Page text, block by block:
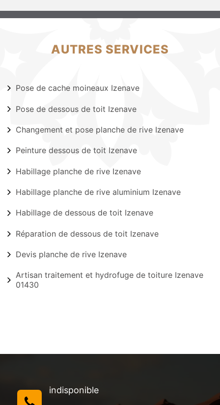
AUTRES SERVICES
Pose de cache moineaux Izenave
Pose de dessous de toit Izenave
Changement et pose planche de rive Izenave
Peinture dessous de toit Izenave
Habillage planche de rive Izenave
Habillage planche de rive aluminium Izenave
Habillage de dessous de toit Izenave
Réparation de dessous de toit Izenave
Devis planche de rive Izenave
Artisan traitement et hydrofuge de toiture Izenave
01430
indisponible